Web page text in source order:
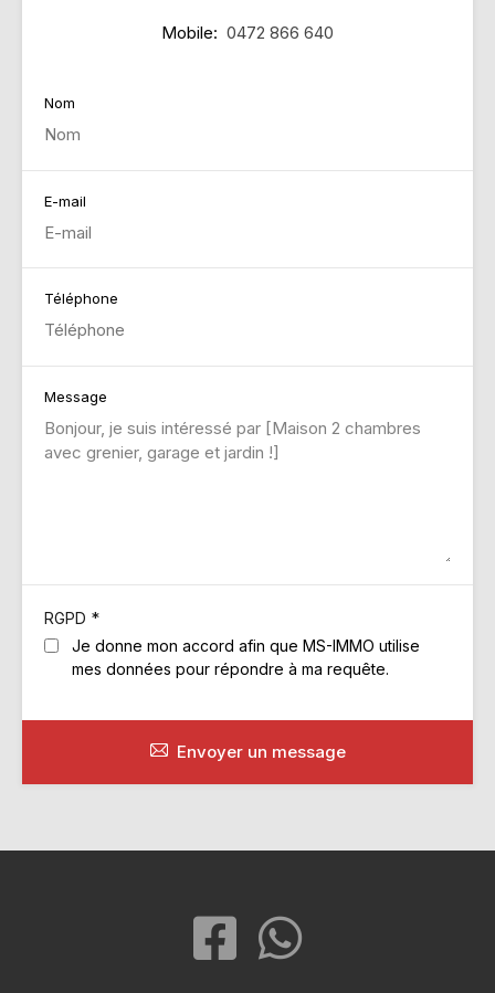
Mobile: 0472 866 640
Nom
E-mail
Téléphone
Message
RGPD *
Je donne mon accord afin que MS-IMMO utilise
mes données pour répondre à ma requête.
Envoyer un message